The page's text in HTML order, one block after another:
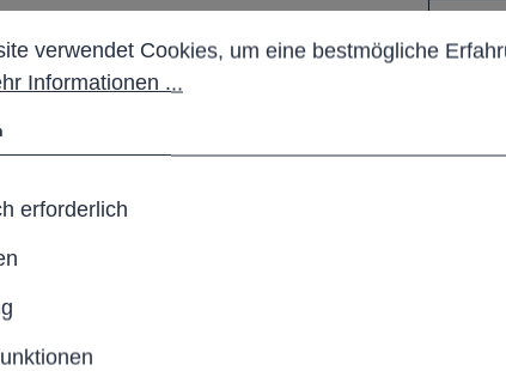
Anzahl
RG 100, Endstück
verwendet Cookies, um eine bestmögliche
verwendet Cookies, um eine bestmögliche
Informationen ...
erforderlich